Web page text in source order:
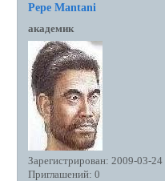
Pepe Mantani
академик
Зарегистрирован: 2009-03-24
Приглашений: 0